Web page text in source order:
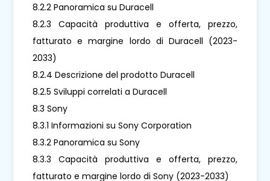
8.2.2 Panoramica su Duracell
8.2.3 Capacità produttiva e offerta, prezzo,
fatturato e margine lordo di Duracell (2023-
2033)
8.2.4 Descrizione del prodotto Duracell
8.2.5 Sviluppi correlati a Duracell
8.3 Sony
8.3.1 Informazioni su Sony Corporation
8.3.2 Panoramica su Sony
8.3.3 Capacità produttiva e offerta, prezzo,
fatturato e margine lordo di Sony (2023-2033)